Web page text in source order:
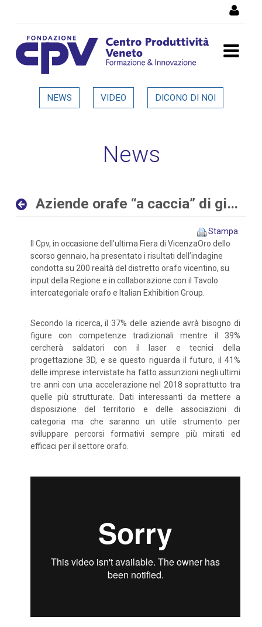
Aziende orafe “a caccia” di
digitali che tradizionali -
NEWS VIDEO DICONO DI NOI
News
Aziende orafe “a caccia” di giovani sia con competenze digitali che tradizionali
Stampa
Il Cpv, in occasione dell’ultima Fiera di VicenzaOro dello
scorso gennaio, ha presentato i risultati dell’indagine
condotta su 200 realtà del distretto orafo vicentino, su
input della Regione e in collaborazione con il Tavolo
intercategoriale orafo e Italian Exhibition Group.
Secondo la ricerca, il 37% delle aziende avrà bisogno di
figure con competenze tradizionali mentre il 39%
cercherà saldatori con il laser e tecnici della
progettazione 3D, e se questo riguarda il futuro, il 41%
delle imprese intervistate ha fatto assunzioni negli ultimi
tre anni con una accelerazione nel 2018 soprattutto tra
quelle più strutturate. Dati interessanti da mettere a
disposizione del territorio e delle associazioni di
categoria ma che saranno un utile strumento per
sviluppare percorsi formativi sempre più mirati ed
efficaci per il settore orafo.